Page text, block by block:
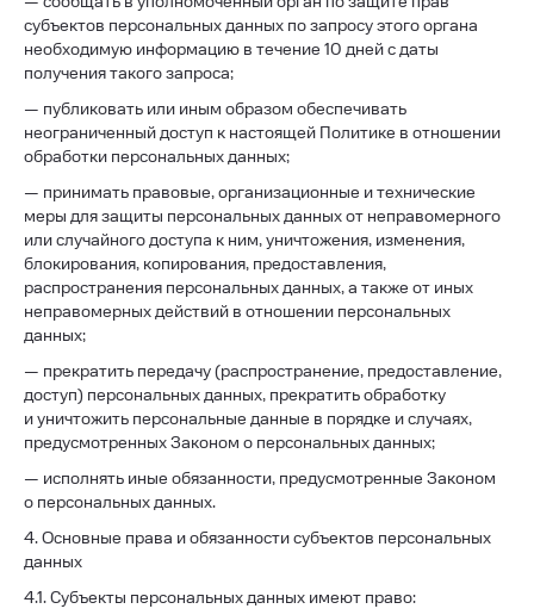
субъектов персональных данных по запросу этого органа
необходимую информацию в течение 10 дней с даты
получения такого запроса;
— публиковать или иным образом обеспечивать
неограниченный доступ к настоящей Политике в отношении
обработки персональных данных;
— принимать правовые, организационные и технические
меры для защиты персональных данных от неправомерного
или случайного доступа к ним, уничтожения, изменения,
блокирования, копирования, предоставления,
распространения персональных данных, а также от иных
неправомерных действий в отношении персональных
данных;
— прекратить передачу (распространение, предоставление,
доступ) персональных данных, прекратить обработку
и уничтожить персональные данные в порядке и случаях,
предусмотренных Законом о персональных данных;
— исполнять иные обязанности, предусмотренные Законом
о персональных данных.
4. Основные права и обязанности субъектов персональных
данных
4.1. Субъекты персональных данных имеют право: